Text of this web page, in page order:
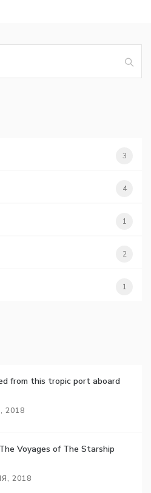
3
4
1
2
1
from this tropic port aboard
2018
Voyages of The Starship
2018